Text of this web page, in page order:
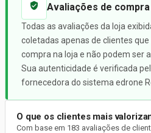
Avaliações de
Todas as avaliações da loja
coletadas apenas de clientes
compra na loja e não podem ser
Sua autenticidade é verificada
fornecedora do sistema edrone
O que os clientes mais
Com base em 183 avaliações de